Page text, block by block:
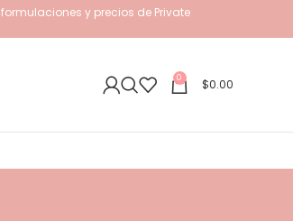
formulaciones y precios de Private
0 $0.00